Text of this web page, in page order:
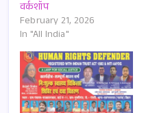
वर्कशॉप
February 21, 2026
In "All India"